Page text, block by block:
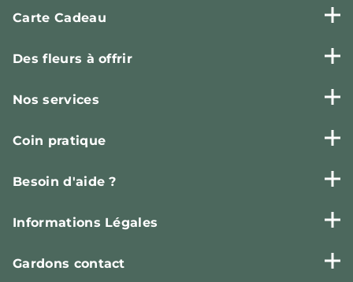
Carte Cadeau
Des fleurs à offrir
Nos services
Coin pratique
Besoin d'aide ?
Informations Légales
Gardons contact